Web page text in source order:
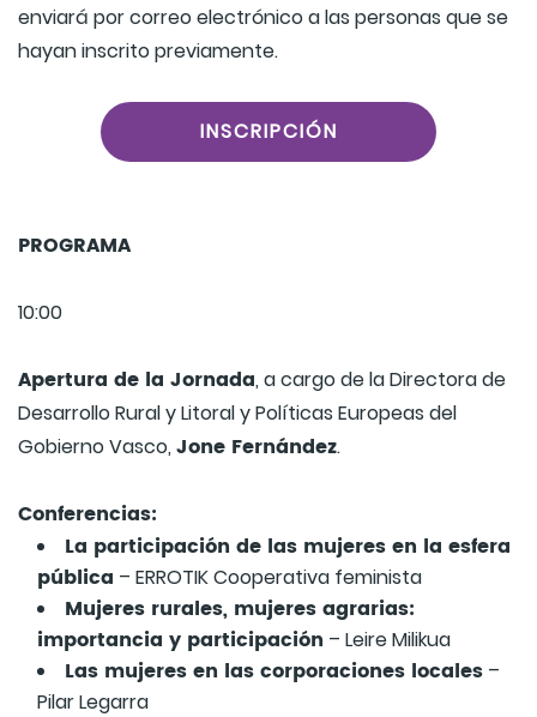
enviará por correo electrónico a las personas que se
hayan inscrito previamente.
INSCRIPCIÓN
PROGRAMA
10:00
Apertura de la Jornada, a cargo de la Directora de
Desarrollo Rural y Litoral y Políticas Europeas del
Gobierno Vasco, Jone Fernández.
Conferencias:
La participación de las mujeres en la esfera
pública – ERROTIK Cooperativa feminista
Mujeres rurales, mujeres agrarias:
importancia y participación – Leire Milikua
Las mujeres en las corporaciones locales –
Pilar Legarra